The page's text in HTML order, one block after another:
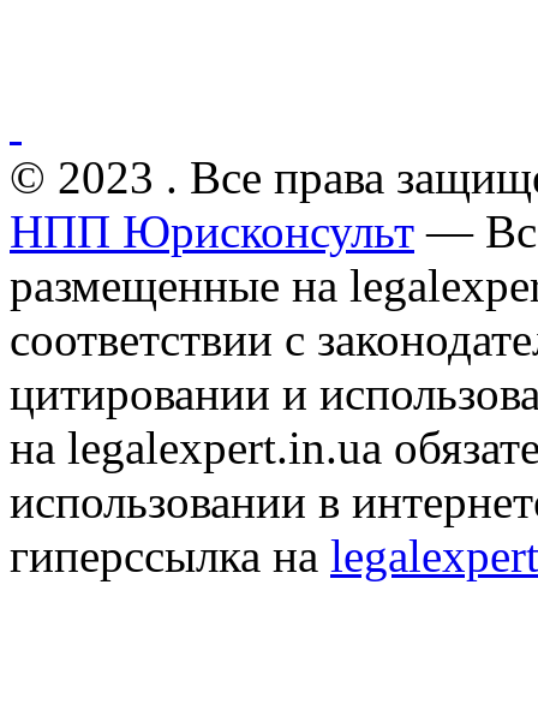
© 2023 . Все права
НПП Юрисконсульт —
размещенные на
соответствии с
цитировании и
на legalexpert.in.ua
использовании в
гиперссылка на